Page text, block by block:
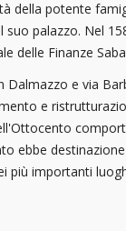
della potente
palazzo. Nel
delle Finanze
e via
e
ebbe
più importanti